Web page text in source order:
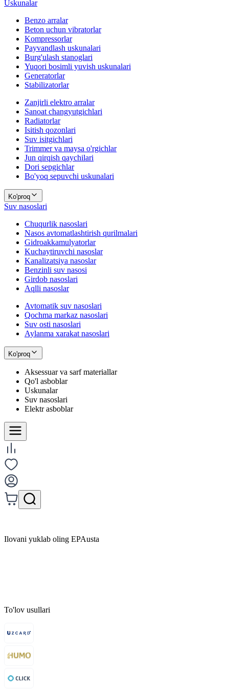
Uskunalar
Benzo arralar
Beton uchun vibratorlar
Kompressorlar
Payvandlash uskunalari
Burg'ulash stanoglari
Yuqori bosimli yuvish uskunalari
Generatorlar
Stabilizatorlar
Zanjirli elektro arralar
Sanoat changyutgichlari
Radiatorlar
Isitish qozonlari
Suv isitgichlari
Trimmer va maysa o'rgichlar
Jun qirqish qaychilari
Dori sepgichlar
Bo'yoq sepuvchi uskunalari
Ko'proq
Suv nasoslari
Chuqurlik nasoslari
Nasos avtomatlashtirish qurilmalari
Gidroakkamulyatorlar
Kuchaytiruvchi nasoslar
Kanalizatsiya nasoslar
Benzinli suv nasosi
Girdob nasoslari
Aqlli nasoslar
Avtomatik suv nasoslari
Qochma markaz nasoslari
Suv osti nasoslari
Aylanma xarakat nasoslari
Ko'proq
Aksessuar va sarf materiallar
Qo'l asboblar
Uskunalar
Suv nasoslari
Elektr asboblar
Ilovani yuklab oling EPAusta
To'lov usullari